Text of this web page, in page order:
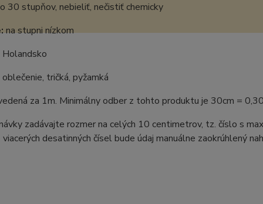
30 stupňov, nebieliť, nečistiť chemicky
na stupni nízkom
Holandsko
oblečenie, tričká, pyžamká
za 1m. Minimálny odber z tohto produktu je 30cm =
zadávajte rozmer na celých 10 centimetrov, tz. číslo s
desatinných čísel bude údaj manuálne zaokrúhlený